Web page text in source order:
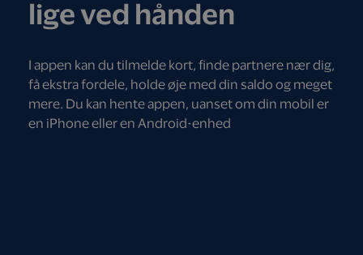
lige ved hånden
I appen kan du tilmelde kort, finde partnere nær dig,
få ekstra fordele, holde øje med din saldo og meget
mere. Du kan hente appen, uanset om din mobil er
en iPhone eller en Android-enhed